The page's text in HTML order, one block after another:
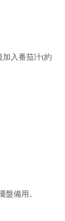
加入番茄汁(約
盤備用。